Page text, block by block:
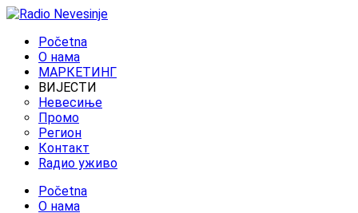
Početna
O нама
МАРКЕТИНГ
ВИЈЕСТИ
Невесиње
Промо
Регион
Контакт
Rадио уживо
Početna
O нама